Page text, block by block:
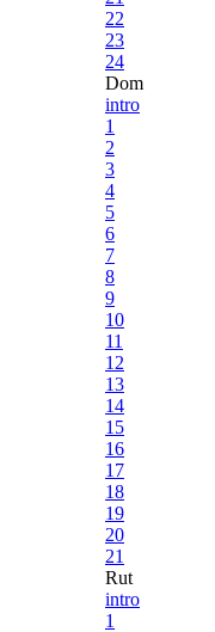
22
23
24
Dom
intro
1
2
3
4
5
6
7
8
9
10
11
12
13
14
15
16
17
18
19
20
21
Rut
intro
1